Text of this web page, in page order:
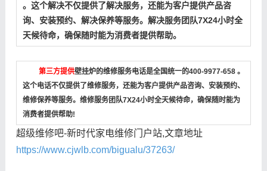
。这个解决不仅提供了解决服务，还能为客户提供产品咨
询、安装预约、解决保养等服务。解决服务团队7X24小时全
天候待命，确保随时能为消费者提供帮助。
第三方提供壁挂炉的维修服务电话是全国统一的400-9977-658 。
这个电话不仅提供了维修服务，还能为客户提供产品咨询、安装预约、
维修保养等服务。维修服务团队7X24小时全天候待命，确保随时能为
消费者提供帮助!
超级维修吧-新时代家电维修门户站,文章地址
https://www.cjwlb.com/bigualu/37263/